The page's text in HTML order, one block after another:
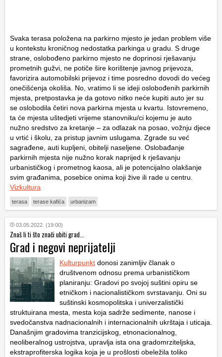
Svaka terasa položena na parkirno mjesto je jedan problem više
u kontekstu kroničnog nedostatka parkinga u gradu. S druge
strane, oslobođeno parkirno mjesto ne doprinosi rješavanju
prometnih gužvi, ne potiče šire korištenje javnog prijevoza,
favorizira automobilski prijevoz i time posredno dovodi do većeg
onečišćenja okoliša. No, vratimo li se ideji oslobođenih parkirnih
mjesta, pretpostavka je da gotovo nitko neće kupiti auto jer su
se oslobodila četiri nova parkirna mjesta u kvartu. Istovremeno,
ta će mjesta uštedjeti vrijeme stanovniku/ci kojemu je auto
nužno sredstvo za kretanje – za odlazak na posao, vožnju djece
u vrtić i školu, za pristup javnim uslugama. Zgrade su već
sagrađene, auti kupljeni, obitelji naseljene. Oslobađanje
parkirnih mjesta nije nužno korak naprijed k rješavanju
urbanističkog i prometnog kaosa, ali je potencijalno olakšanje
svim građanima, posebice onima koji žive ili rade u centru.
Vizkultura
terasa terase kafića urbanizam
03.05.2022. (19:00)
Znaš li ti što znači ubiti grad...
Grad i negovi neprijatelji
Kulturpunkt donosi zanimljiv članak o
društvenom odnosu prema urbanističkom
planiranju: Gradovi po svojoj suštini opiru se
etničkom i nacionalističkom svrstavanju. Oni su
suštinski kosmopolitska i univerzalistički
struktuirana mesta, mesta koja sadrže sedimente, nanose i
svedočanstva nadnacionalnih i internacionalnih ukrštaja i uticaja.
Današnjim gradovima tranzicijskog, etnonacionalnog,
neoliberalnog ustrojstva, upravlja ista ona gradomrziteljska,
ekstraprofiterska logika koja je u prošlosti obeležila toliko